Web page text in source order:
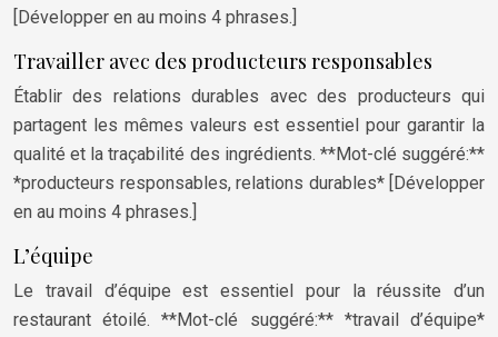
[Développer en au moins 4 phrases.]
Travailler avec des producteurs responsables
Établir des relations durables avec des producteurs qui
partagent les mêmes valeurs est essentiel pour garantir la
qualité et la traçabilité des ingrédients. **Mot-clé suggéré:**
*producteurs responsables, relations durables* [Développer
en au moins 4 phrases.]
L’équipe
Le travail d’équipe est essentiel pour la réussite d’un
restaurant étoilé. **Mot-clé suggéré:** *travail d’équipe*